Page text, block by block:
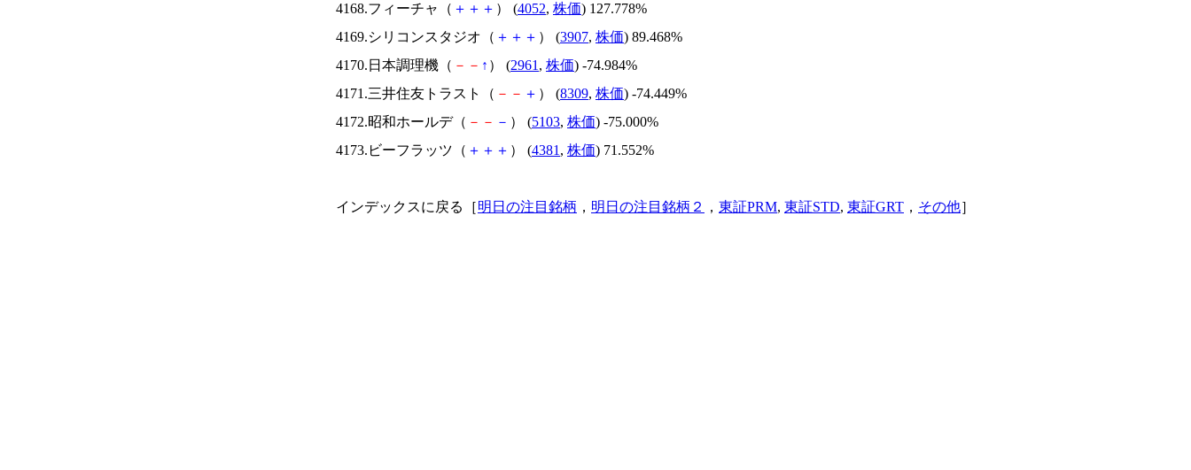
4168.フィーチャ（ ＋ ＋ ＋ ） (4052, 株価) 127.778%
4169.シリコンスタジオ（ ＋ ＋ ＋ ） (3907, 株価) 89.468%
4170.日本調理機（ － － ↑ ） (2961 , 株価) -74.984%
4171.三井住友トラスト（ － － ＋ ） (8309, 株価) -74.449%
4172.昭和ホールデ（ － － － ） (5103, 株価) -75.000%
4173.ビーフラッツ（ ＋ ＋ ＋ ） (4381 , 株価) 71.552%
インデックスに戻る［明日の注目銘柄 ， 明日の注目銘柄２ ， 東証PRM, 東証STD, 東証GRT ， その他］